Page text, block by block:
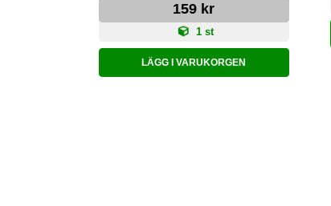
159 kr
1 st
LÄGG I VARUKORGEN